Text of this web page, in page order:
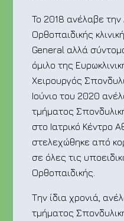
To 2018 ανέλαβε την
Ορθοπαιδικής
General αλλά
όμιλο της
Χειρουργός
Ιούνιο του 2020
τμήματος
στο Ιατρικό Κέντρο
στελεχώθηκε από
σε όλες τις
Ορθοπαιδικής.
Την ίδια χρονιά,
τμήματος